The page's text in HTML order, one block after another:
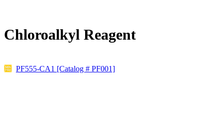
Chloroalkyl Reagent
PF555-CA1 [Catalog # PF001]